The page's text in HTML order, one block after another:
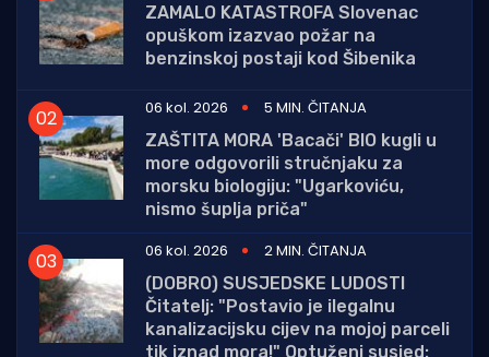
ZAMALO KATASTROFA Slovenac
opuškom izazvao požar na
benzinskoj postaji kod Šibenika
06 kol. 2026
5 MIN. ČITANJA
ZAŠTITA MORA 'Bacači' BIO kugli u
more odgovorili stručnjaku za
morsku biologiju: "Ugarkoviću,
nismo šuplja priča"
06 kol. 2026
2 MIN. ČITANJA
(DOBRO) SUSJEDSKE LUDOSTI
Čitatelj: "Postavio je ilegalnu
kanalizacijsku cijev na mojoj parceli
tik iznad mora!" Optuženi susjed: